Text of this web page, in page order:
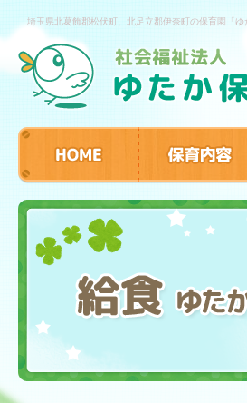
埼玉県北葛飾郡松伏町、北足立郡伊奈町の保育園「ゆ